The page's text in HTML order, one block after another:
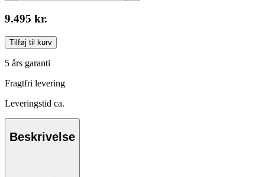
9.495 kr.
Tilføj til kurv
5 års garanti
Fragtfri levering
Leveringstid ca.
Beskrivelse